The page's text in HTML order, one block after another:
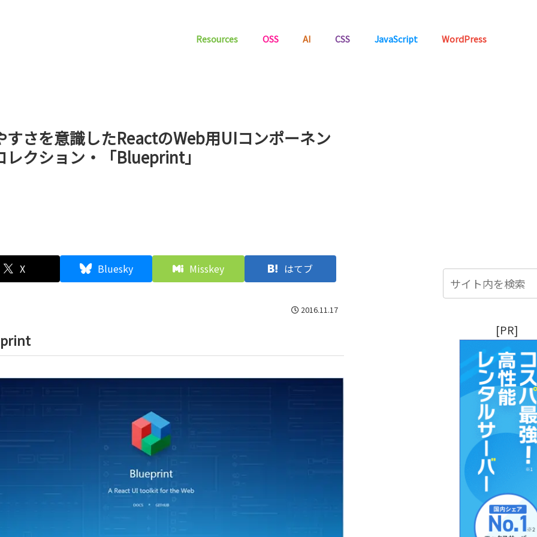
Resources OSS AI CSS JavaScript WordPress
[PR]
すさを意識したReactのWeb用UIコンポーネン
レクション・「Blueprint」
X Bluesky Misskey はてブ
2016.11.17